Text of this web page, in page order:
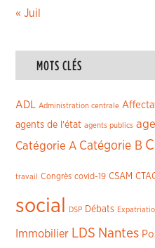
« Juil
MOTS CLÉS
ADL Administration centrale
agents de l'état agents publics
Catégorie A Catégorie B
travail Congrès covid-19 CSAM
social
DSP Débats
Immobilier LDS Nantes